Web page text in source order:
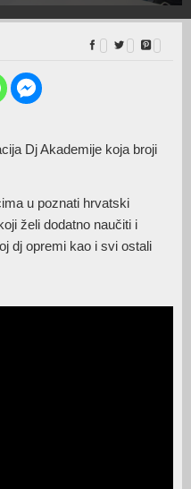
Dj Akademije koja broji
u poznati hrvatski
želi dodatno naučiti i
dj opremi kao i svi ostali